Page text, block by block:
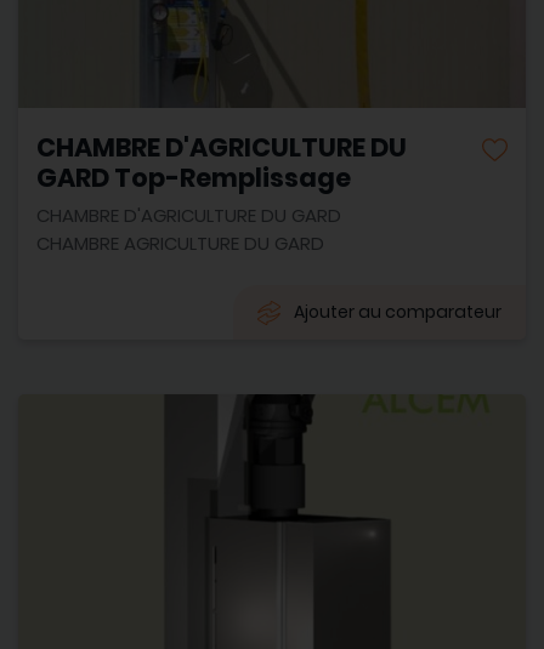
CHAMBRE D'AGRICULTURE DU
GARD Top-Remplissage
CHAMBRE D'AGRICULTURE DU GARD
CHAMBRE AGRICULTURE DU GARD
Ajouter au comparateur